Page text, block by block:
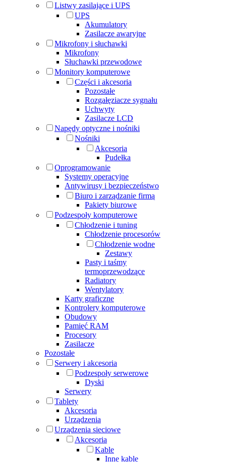
Listwy zasilające i UPS
UPS
Akumulatory
Zasilacze awaryjne
Mikrofony i słuchawki
Mikrofony
Słuchawki przewodowe
Monitory komputerowe
Części i akcesoria
Pozostałe
Rozgałęziacze sygnału
Uchwyty
Zasilacze LCD
Napędy optyczne i nośniki
Nośniki
Akcesoria
Pudełka
Oprogramowanie
Systemy operacyjne
Antywirusy i bezpieczeństwo
Biuro i zarządzanie firmą
Pakiety biurowe
Podzespoły komputerowe
Chłodzenie i tuning
Chłodzenie procesorów
Chłodzenie wodne
Zestawy
Pasty i taśmy
termoprzewodzące
Radiatory
Wentylatory
Karty graficzne
Kontrolery komputerowe
Obudowy
Pamięć RAM
Procesory
Zasilacze
Pozostałe
Serwery i akcesoria
Podzespoły serwerowe
Dyski
Serwery
Tablety
Akcesoria
Urządzenia
Urządzenia sieciowe
Akcesoria
Kable
Inne kable